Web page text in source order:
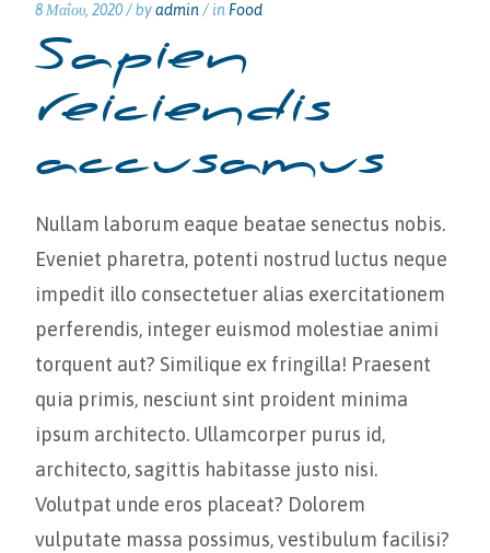
8 Μαΐου, 2020 /byadmin/ in Food
Sapien
reiciendis
accusamus
Nullam laborum eaque beatae senectus nobis.
Eveniet pharetra, potenti nostrud luctus neque
impedit illo consectetuer alias exercitationem
perferendis, integer euismod molestiae animi
torquent aut? Similique ex fringilla! Praesent
quia primis, nesciunt sint proident minima
ipsum architecto. Ullamcorper purus id,
architecto, sagittis habitasse justo nisi.
Volutpat unde eros placeat? Dolorem
vulputate massa possimus, vestibulum facilisi?